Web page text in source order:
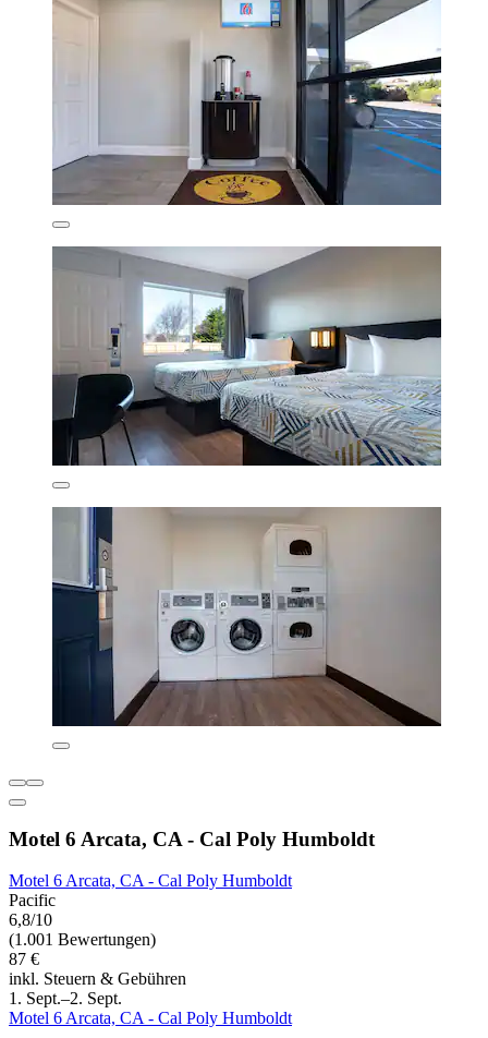
Motel 6 Arcata, CA - Cal Poly Humboldt
Motel 6 Arcata, CA - Cal Poly Humboldt
Pacific
6,8/10
(1.001 Bewertungen)
87 €
inkl. Steuern & Gebühren
1. Sept.–2. Sept.
Motel 6 Arcata, CA - Cal Poly Humboldt